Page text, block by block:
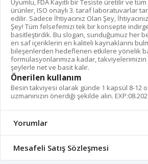
ürünler, ISO onaylı 3. taraf laboratuvarlar
edilir. Sadece İhtiyacınız Olan Şey,
Şey! Tüm felsefemizi tek bir konsepte
basitleştirdik. Bu slogan, sunduğumuz her
en saf içeriklerin en kaliteli kaynaklarını
bileşenlerden hedeflenen etkilere yönelik
formülasyonlarımıza kadar, takviyelerimizin
şeylerle net ve basit kalır.
Önerilen kullanım
Besin takviyesi olarak günde 1 kapsül 8-12
uzmanınızın önerdiği şekilde alın.
Yorumlar
Mesafeli Satış Sözleşmesi